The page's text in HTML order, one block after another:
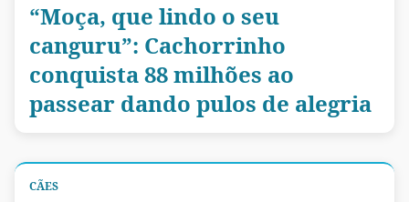
“Moça, que lindo o seu
canguru”: Cachorrinho
conquista 88 milhões ao
passear dando pulos de alegria
CÃES